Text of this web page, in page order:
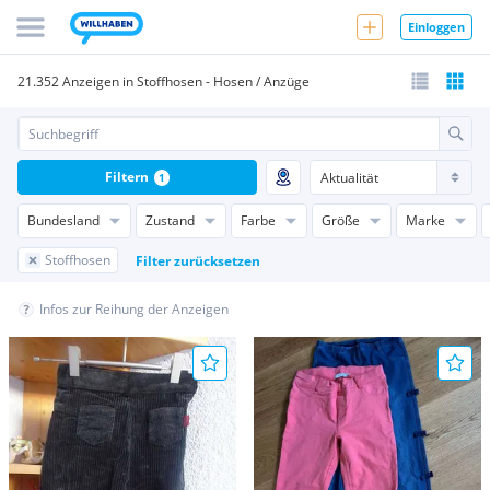
Einloggen
21.352 Anzeigen in Stoffhosen - Hosen / Anzüge
Bundesland Zustand Farbe Größe Marke
Stoffhosen Filter zurücksetzen
Filtern 1
Infos zur Reihung der Anzeigen